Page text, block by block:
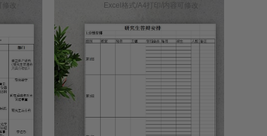
Excel格式/A4打印/内容可修改